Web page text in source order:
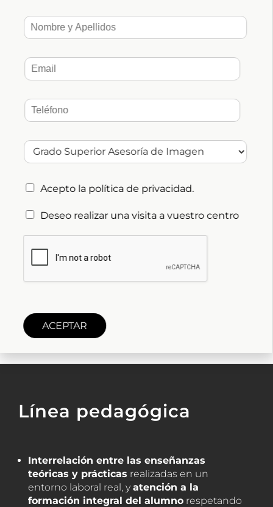
un sistema de aprendizaje práctico y en contacto
directo con la realidad profesional. Con una
finalidades
educativas, trabajamos para que nuestros
actitud, y los valores y capacidades que les
facilitarán el reconocimiento académico de sus
integralcomo personas en la sociedad. Nuestra
escuela, manteniendo su propia identidad,
tiene
el marco del conjunto de valores, actitudes y
normas que caracterizan una sociedad plural y
democrática. Nuestro equipo de profesores
que nuestros alumnossean personas
responsables, competentes y de espíritu
crítico
que contribuyan al progreso y desarrollo
Línea pedagógica
Interrelación entre las enseñanzas
teóricas y prácticas realizadas en un
entorno laboral real, yatención a la
formación integral del alumno respetando
Acepto lapolítica de privacidad.
Deseo realizar una visita a vuestro centro
ACEPTAR